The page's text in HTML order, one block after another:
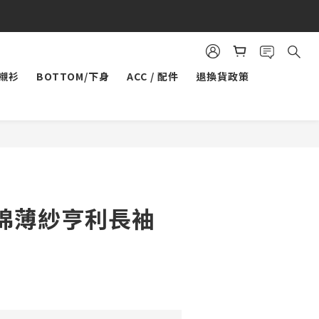
衫 BOTTOM/下身 ACC / 配件 退換貨政策
薄紗亨利長袖